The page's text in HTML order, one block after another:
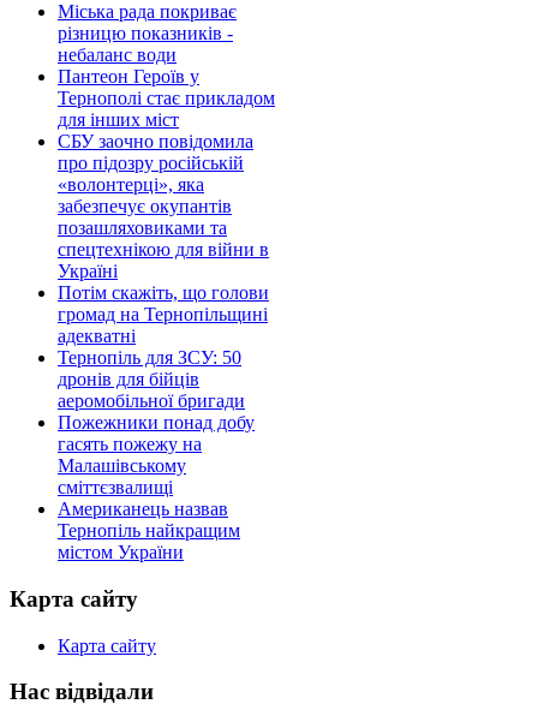
Міська рада покриває
різницю показників -
небаланс води
Пантеон Героїв у
Тернополі стає прикладом
для інших міст
СБУ заочно повідомила
про підозру російській
«волонтерці», яка
забезпечує окупантів
позашляховиками та
спецтехнікою для війни в
Україні
Потім скажіть, що голови
громад на Тернопільщині
адекватні
Тернопіль для ЗСУ: 50
дронів для бійців
аеромобільної бригади
Пожежники понад добу
гасять пожежу на
Малашівському
сміттєзвалищі
Американець назвав
Тернопіль найкращим
містом України
Карта сайту
Карта сайту
Нас відвідали